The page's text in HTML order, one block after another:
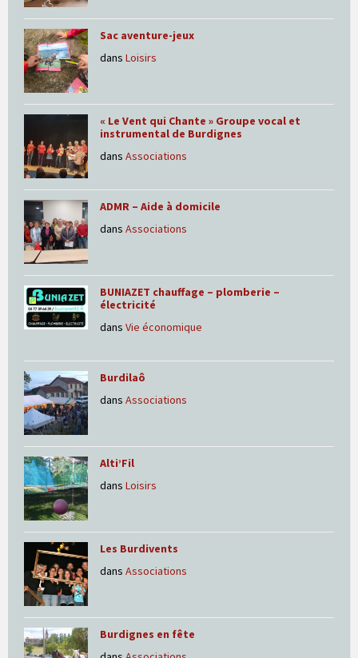
Sac aventure-jeux
dans Loisirs
« Le Vent qui Chante » Groupe vocal et
instrumental de Burdignes
dans Associations
ADMR – Aide à domicile
dans Associations
BUNIAZET chauffage – plomberie –
électricité
dans Vie économique
Burdilaô
dans Associations
Alti’Fil
dans Loisirs
Les Burdivents
dans Associations
Burdignes en fête